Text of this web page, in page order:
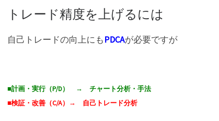
トレード精度を上げるには
自己トレードの向上にも PDCAが必要ですが
■計画・実行（P/D） → チャート分析・手法
■検証・改善（C/A）→ 自己トレード分析